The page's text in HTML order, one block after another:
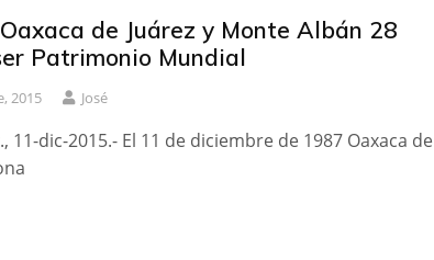
de Juárez y Monte Albán 28
Patrimonio Mundial
2015 José
11-dic-2015.- El 11 de diciembre de 1987 Oaxaca de